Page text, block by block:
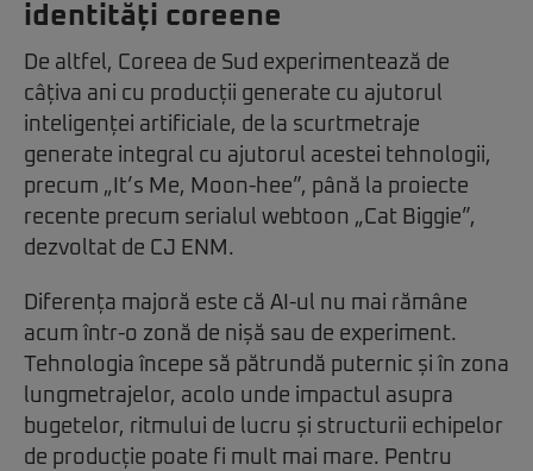
identități coreene
De altfel, Coreea de Sud experimentează de
câțiva ani cu producții generate cu ajutorul
inteligenței artificiale, de la scurtmetraje
generate integral cu ajutorul acestei tehnologii,
precum „It’s Me, Moon-hee”, până la proiecte
recente precum serialul webtoon „Cat Biggie”,
dezvoltat de CJ ENM.
Diferența majoră este că AI-ul nu mai rămâne
acum într-o zonă de nișă sau de experiment.
Tehnologia începe să pătrundă puternic și în zona
lungmetrajelor, acolo unde impactul asupra
bugetelor, ritmului de lucru și structurii echipelor
de producție poate fi mult mai mare. Pentru